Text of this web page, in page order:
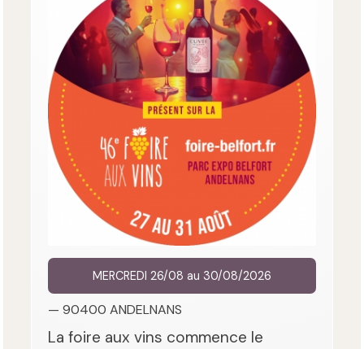
MERCREDI 26/08 au 30/08/2026
— 90400 ANDELNANS
La foire aux vins commence le